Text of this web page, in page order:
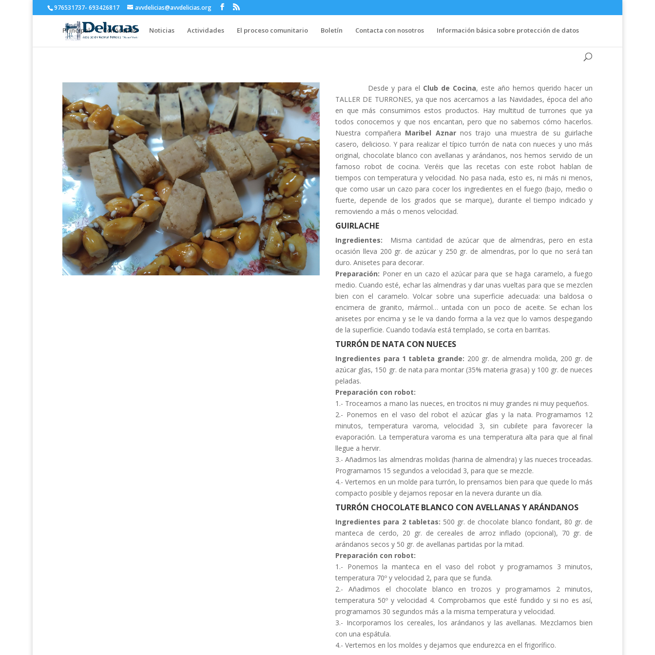
976531737- 693426817 avvdelicias@avvdelicias.org
Principal Conócenos Noticias Actividades El proceso comunitario Boletín Contacta con nosotros Información básica sobre protección de datos
Desde y para el Club de Cocina, este año hemos querido hacer un
TALLER DE TURRONES, ya que nos acercamos a las Navidades, época del año
en que más consumimos estos productos. Hay multitud de turrones que ya
todos conocemos y que nos encantan, pero que no sabemos cómo hacerlos.
Nuestra compañera Maribel Aznarnos trajo una muestra de su guirlache
casero, delicioso. Y para realizar el típico turrón de nata con nueces y uno más
original, chocolate blanco con avellanas y arándanos, nos hemos servido de un
famoso robot de cocina. Veréis que las recetas con este robot hablan de
tiempos con temperatura y velocidad. No pasa nada, esto es, ni más ni menos,
que como usar un cazo para cocer los ingredientes en el fuego (bajo, medio o
fuerte, depende de los grados que se marque), durante el tiempo indicado y
removiendo a más o menos velocidad.
GUIRLACHE
Ingredientes: Misma cantidad de azúcar que de almendras, pero en esta
ocasión lleva 200 gr. de azúcar y 250 gr. de almendras, por lo que no será tan
duro. Anisetes para decorar.
Preparación: Poner en un cazo el azúcar para que se haga caramelo, a fuego
medio. Cuando esté, echar las almendras y dar unas vueltas para que se mezclen
bien con el caramelo. Volcar sobre una superficie adecuada: una baldosa o
encimera de granito, mármol… untada con un poco de aceite. Se echan los
anisetes por encima y se le va dando forma a la vez que lo vamos despegando
de la superficie. Cuando todavía está templado, se corta en barritas.
TURRÓN DE NATA CON NUECES
Ingredientes para 1 tableta grande: 200 gr. de almendra molida, 200 gr. de
azúcar glas, 150 gr. de nata para montar (35% materia grasa) y 100 gr. de nueces
peladas.
Preparación con robot:
1.- Troceamos a mano las nueces, en trocitos ni muy grandes ni muy pequeños.
2.- Ponemos en el vaso del robot el azúcar glas y la nata. Programamos 12
minutos, temperatura varoma, velocidad 3, sin cubilete para favorecer la
evaporación. La temperatura varoma es una temperatura alta para que al final
llegue a hervir.
3.- Añadimos las almendras molidas (harina de almendra) y las nueces troceadas.
Programamos 15 segundos a velocidad 3, para que se mezcle.
4.- Vertemos en un molde para turrón, lo prensamos bien para que quede lo más
compacto posible y dejamos reposar en la nevera durante un día.
TURRÓN CHOCOLATE BLANCO CON AVELLANAS Y ARÁNDANOS
Ingredientes para 2 tabletas: 500 gr. de chocolate blanco fondant, 80 gr. de
manteca de cerdo, 20 gr. de cereales de arroz inflado (opcional), 70 gr. de
arándanos secos y 50 gr. de avellanas partidas por la mitad.
Preparación con robot:
1.- Ponemos la manteca en el vaso del robot y programamos 3 minutos,
temperatura 70º y velocidad 2, para que se funda.
2.- Añadimos el chocolate blanco en trozos y programamos 2 minutos,
temperatura 50º y velocidad 4. Comprobamos que esté fundido y si no es así,
programamos 30 segundos más a la misma temperatura y velocidad.
3.- Incorporamos los cereales, los arándanos y las avellanas. Mezclamos bien
con una espátula.
4.- Vertemos en los moldes y dejamos que endurezca en el frigorífico.